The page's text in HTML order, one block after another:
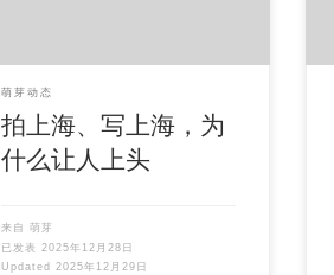
萌芽动态
拍上海、写上海，为
什么让人上头
来自萌芽
已发表2025年12月28日
Updated2025年12月29日